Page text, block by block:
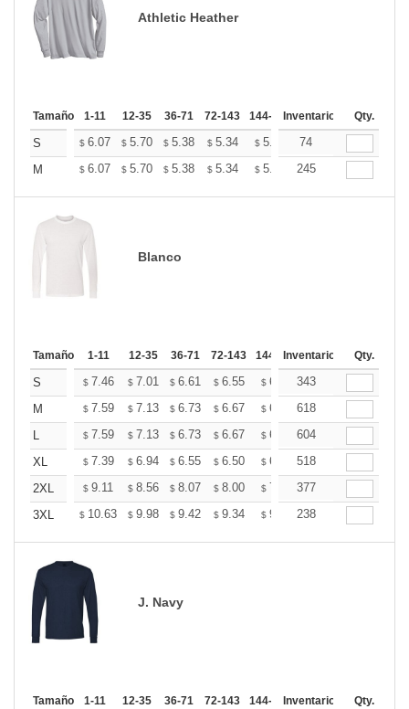
Athletic Heather
Tamaño 1-11 12-35 36-71 72-143 144-287 288 + Más
Inventario Qty.
S $ 6.07 $ 5.70 $ 5.38 $ 5.34 $ 5.24 $5.20
74
M
$ 6.07 $ 5.70 $ 5.38 $ 5.34 $ 5.24 $5.20
245
Blanco
Tamaño 1-11 12-35 36-71 72-143 144-287 288 + Más
Inventario Qty.
S $ 7.46 $ 7.01 $ 6.61 $ 6.55 $ 6.44 $
343
M
$ 7.59 $ 7.13 $ 6.73 $ 6.67 $ 6.56 $
618
L
$ 7.59 $ 7.13 $ 6.73 $ 6.67 $ 6.56 $
604
XL
$ 7.39 $ 6.94 $ 6.55 $ 6.50 $ 6.38 $
518
2XL
$ 9.11 $ 8.56 $ 8.07 $ 8.00 $ 7.87 $
377
3XL
$ 10.63 $ 9.98 $ 9.42 $ 9.34 $ 9.18 $
238
J. Navy
Tamaño 1-11 12-35 36-71 72-143 144-287 288 + Más
Inventario Qty.